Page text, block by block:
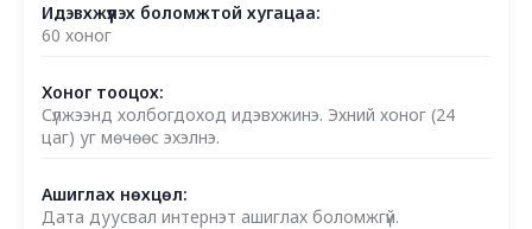
Идэвхжүүлэх боломжтой хугацаа:
60 хоног
Хоног тооцох:
Сүлжээнд холбогдоход идэвхжинэ. Эхний хоног (24
цаг) уг мөчөөс эхэлнэ.
Ашиглах нөхцөл:
Дата дуусвал интернэт ашиглах боломжгүй.